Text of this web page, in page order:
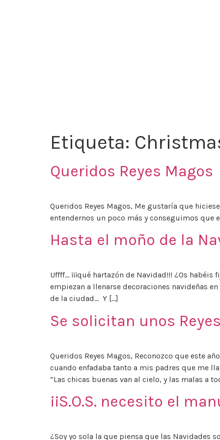
Etiqueta:
Queridos Reyes Magos
Queridos Reyes Magos, Me gustaría que
entendernos un poco más y conseguimos que
Hasta el moño de la
Uffff… ¡¡¡qué hartazón de Navidad!!! ¿Os
empiezan a llenarse decoraciones navideñas
de la ciudad… Y […]
Se solicitan unos
Queridos Reyes Magos, Reconozco que este
cuando enfadaba tanto a mis padres que me
“Las chicas buenas van al cielo, y las malas a
¡¡S.O.S. necesito el
¿Soy yo sola la que piensa que las Navidades